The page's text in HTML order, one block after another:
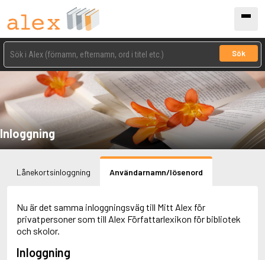
Sök
Inloggning
Lånekortsinloggning Användarnamn/lösenord
Nu är det samma inloggningsväg till Mitt Alex för
privatpersoner som till Alex Författarlexikon för bibliotek
och skolor.
Inloggning